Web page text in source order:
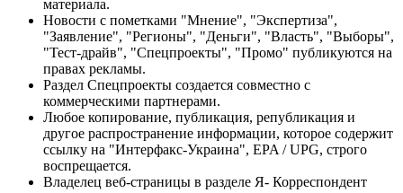
материала.
Новости с пометками "Мнение", "Экспертиза",
"Заявление", "Регионы", "Деньги", "Власть", "Выборы",
"Тест-драйв", "Спецпроекты", "Промо" публикуются на
правах рекламы.
Раздел Спецпроекты создается совместно с
коммерческими партнерами.
Любое копирование, публикация, републикация и
другое распространение информации, которое содержит
ссылку на "Интерфакс-Украина", EPA / UPG, строго
воспрещается.
Владелец веб-страницы в разделе Я- Корреспондент